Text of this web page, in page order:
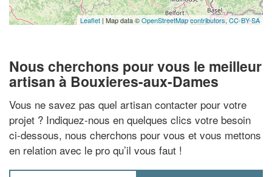
Leaflet | Map data ©OpenStreetMap contributors,CC-BY-SA
Nous cherchons pour vous le meilleur
artisan à Bouxieres-aux-Dames
Vous ne savez pas quel artisan contacter pour votre
projet ? Indiquez-nous en quelques clics votre besoin
ci-dessous, nous cherchons pour vous et vous mettons
en relation avec le pro qu’il vous faut !